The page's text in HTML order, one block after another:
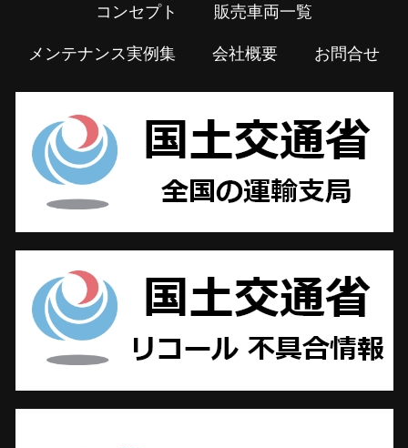
コンセプト 販売車両一覧
メンテナンス実例集 会社概要 お問合せ